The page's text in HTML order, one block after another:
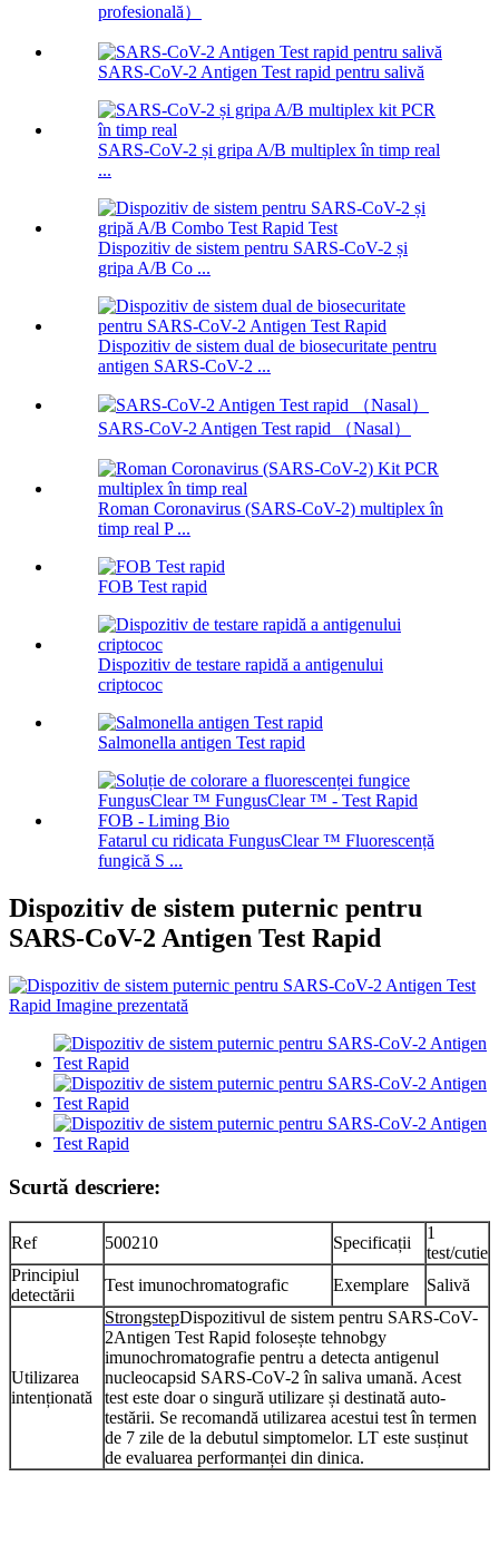
profesională）
SARS-CoV-2 Antigen Test rapid pentru salivă
SARS-CoV-2 și gripa A/B multiplex în timp real
...
Dispozitiv de sistem pentru SARS-CoV-2 și
gripa A/B Co ...
Dispozitiv de sistem dual de biosecuritate pentru
antigen SARS-CoV-2 ...
SARS-CoV-2 Antigen Test rapid （Nasal）
Roman Coronavirus (SARS-CoV-2) multiplex în
timp real P ...
FOB Test rapid
Dispozitiv de testare rapidă a antigenului
criptococ
Salmonella antigen Test rapid
Fatarul cu ridicata FungusClear ™ Fluorescență
fungică S ...
Dispozitiv de sistem puternic pentru
SARS-CoV-2 Antigen Test Rapid
Scurtă descriere:
Ref 500210 Specificații
1
test/cutie
Principiul
detectării
Test imunochromatografic Exemplare Salivă
Utilizarea
intenționată
StrongstepDispozitivul de sistem pentru SARS-CoV-
2Antigen Test Rapid folosește tehnobgy
imunochromatografie pentru a detecta antigenul
nucleocapsid SARS-CoV-2 în saliva umană. Acest
test este doar o singură utilizare și destinată auto-
testării. Se recomandă utilizarea acestui test în termen
de 7 zile de la debutul simptomelor. LT este susținut
de evaluarea performanței din dinica.